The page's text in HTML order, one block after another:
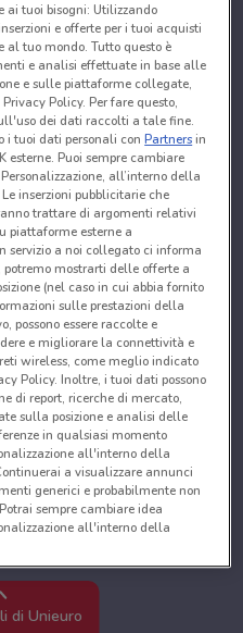
di Unieuro
ai tuoi bisogni: Utilizzando
e offerte per i tuoi acquisti
tuo mondo. Tutto questo è
e analisi effettuate in base alle
e sulle piattaforme collegate,
Policy. Per fare questo,
dei dati raccolti a tale fine.
i tuoi dati personali conPartnersin
esterne. Puoi sempre cambiare
all’interno della
inserzioni pubblicitarie che
trattare di argomenti relativi
piattaforme esterne a
servizio a noi collegato ci informa
mostrarti delle offerte a
(nel caso in cui abbia fornito
sulle prestazioni della
possono essere raccolte e
e migliorare la connettività e
wireless, come meglio indicato
Policy. Inoltre, i tuoi dati possono
di report, ricerche di mercato,
sulla posizione e analisi delle
in qualsiasi momento
all'interno della
a visualizzare annunci
generici e probabilmente non
sempre cambiare idea
all'interno della
i dati per fornire:
Scansione attiva delle
Archiviare